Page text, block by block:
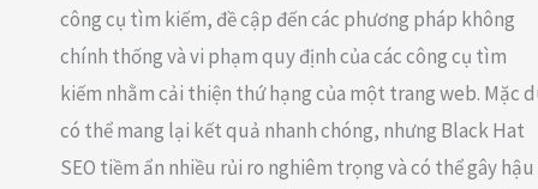
công cụ tìm kiếm, đề cập đến các phương pháp không
chính thống và vi phạm quy định của các công cụ tìm
kiếm nhằm cải thiện thứ hạng của một trang web. Mặc
có thể mang lại kết quả nhanh chóng, nhưng Black Hat
SEO tiềm ẩn nhiều rủi ro nghiêm trọng và có thể gây hậu